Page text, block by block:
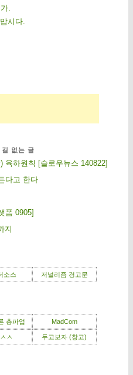
.
시다.
없는 글
육하원칙 [슬로우뉴스 140822]
다고 한다
폼 0905]
지
소스 저널리즘 경고문
총파업 MadCom
ㅅ 두고보자 (창고)